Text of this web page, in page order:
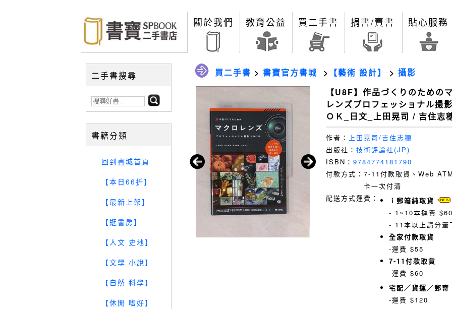
關於我們 教育公益 買二手書 捐書/賣書 貼心服務
二手書搜尋
書籍分類
回到書城首頁
【本日66折】
【最新上架】
【逛書房】
【人文 史地】
【文學 小說】
【自然 科學】
【休閒 嗜好】
買二手書 > 書寶官方書城 > 【藝術 設計】 > 攝影
【U8F】作品づくりのための
レンズプロフェッショナル撮
ＯＫ_日文_上田晃司 / 吉住志
作者：
上田晃司/吉住志穂
出版社： 技術評論社(JP)
ISBN： 9784774181790
付款方式： 7-11付款取貨、Web
卡一次付清
配送方式運費：
ｉ郵箱純取貨
- 1~10本運費
- 11本以上請分筆
全家付款取貨
-運費 $55
7-11付款取貨
-運費 $60
宅配／貨運／郵寄
-運費 $120